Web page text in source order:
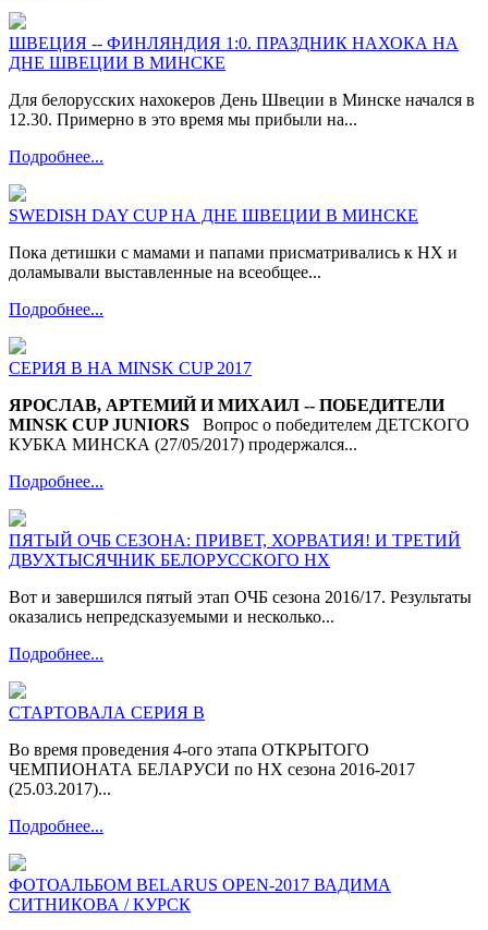
ШВЕЦИЯ -- ФИНЛЯНДИЯ 1:0. ПРАЗДНИК НАХОКА НА
ДНЕ ШВЕЦИИ В МИНСКЕ
Для белорусских нахокеров День Швеции в Минске начался в
12.30. Примерно в это время мы прибыли на...
Подробнее...
SWEDISH DAY CUP НА ДНЕ ШВЕЦИИ В МИНСКЕ
Пока детишки с мамами и папами присматривались к НХ и
доламывали выставленные на всеобщее...
Подробнее...
СЕРИЯ В НА MINSK CUP 2017
ЯРОСЛАВ, АРТЕМИЙ И МИХАИЛ -- ПОБЕДИТЕЛИ
MINSK CUP JUNIORS Вопрос о победителем ДЕТСКОГО
КУБКА МИНСКА (27/05/2017) продержался...
Подробнее...
ПЯТЫЙ ОЧБ СЕЗОНА: ПРИВЕТ, ХОРВАТИЯ! И ТРЕТИЙ
ДВУХТЫСЯЧНИК БЕЛОРУССКОГО НХ
Вот и завершился пятый этап ОЧБ сезона 2016/17. Результаты
оказались непредсказуемыми и несколько...
Подробнее...
СТАРТОВАЛА СЕРИЯ В
Во время проведения 4-ого этапа ОТКРЫТОГО
ЧЕМПИОНАТА БЕЛАРУСИ по НХ сезона 2016-2017
(25.03.2017)...
Подробнее...
ФОТОАЛЬБОМ BELARUS OPEN-2017 ВАДИМА
СИТНИКОВА / КУРСК